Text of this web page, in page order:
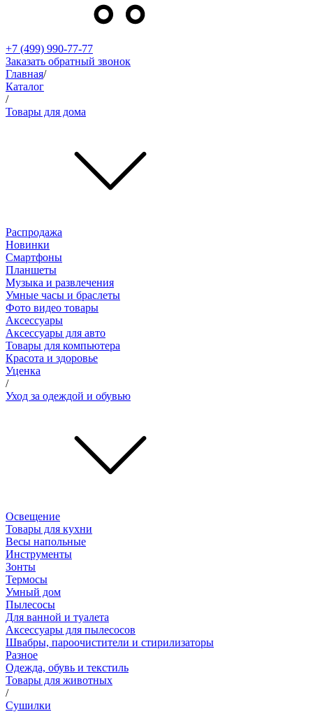
+7 (499) 990-77-77
Заказать обратный звонок
Главная/
Каталог
/
Товары для дома
Распродажа
Новинки
Смартфоны
Планшеты
Музыка и развлечения
Умные часы и браслеты
Фото видео товары
Аксессуары
Аксессуары для авто
Товары для компьютера
Красота и здоровье
Уценка
/
Уход за одеждой и обувью
Освещение
Товары для кухни
Весы напольные
Инструменты
Зонты
Термосы
Умный дом
Пылесосы
Для ванной и туалета
Аксессуары для пылесосов
Швабры, пароочистители и стирилизаторы
Разное
Одежда, обувь и текстиль
Товары для животных
/
Сушилки